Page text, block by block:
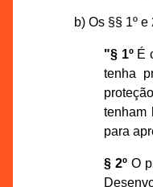
b) Os §§ 1º e
"§ 1ºÉ
tenha
tenham
para
§ 2º O